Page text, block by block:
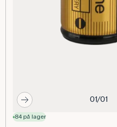
01/01
84 på lager